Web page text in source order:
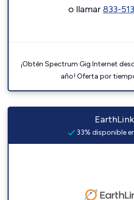
o llamar833-
¡Obtén Spectrum Gig Internet
año! Oferta por
EarthLink
33% disponible